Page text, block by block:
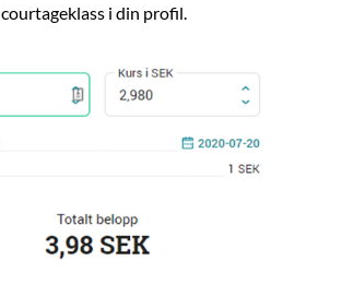
courtageklass i din profil.